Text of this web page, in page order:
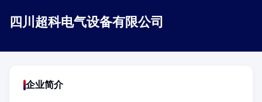
四川超科电气设备有限公司
企业简介